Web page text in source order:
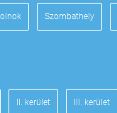
Szombathely
II. kerület III. kerület